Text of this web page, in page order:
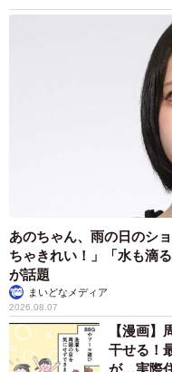
あのちゃん、雨の日のシ
ちゃきれい！」「水も滴
が話題
まいどなメディア
2026.08.07
【漫画
干せる！